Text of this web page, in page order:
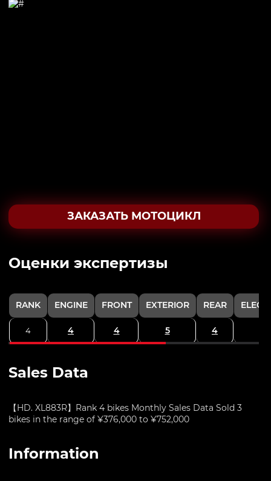
ЗАКАЗАТЬ МОТОЦИКЛ
Oценки экспертизы
RANK ENGINE FRONT EXTERIOR REAR
4 4 4 5 4
Sales Data
【HD. XL883R】Rank 4 bikes Monthly Sales Data Sold 3
bikes in the range of ¥376,000 to ¥752,000
Information